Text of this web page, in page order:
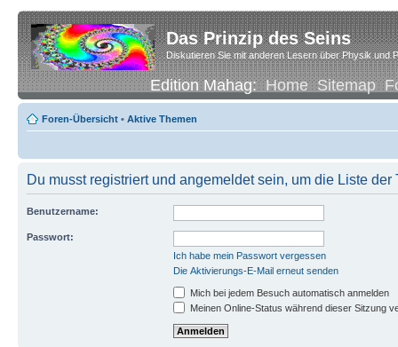
Das Prinzip des Seins
Diskutieren Sie mit anderen Lesern über Physik und
Edition Mahag:Home Sitemap
Foren-Übersicht • Aktive Themen
Du musst registriert und angemeldet sein, um die Liste
Benutzername:
Passwort:
Ich habe mein Passwort vergessen
Die Aktivierungs-E-Mail erneut senden
Mich bei jedem Besuch automatisch anmelden
Meinen Online-Status während dieser Sitzung